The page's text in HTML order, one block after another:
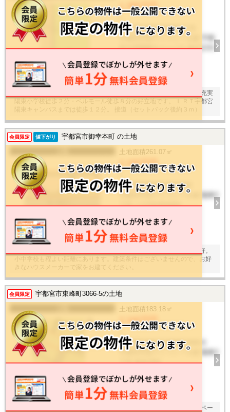
15
枚
1,380万円
/ -
栃木県宇都宮市陽東1丁目
宇都宮芳賀ライトレール線 宇都
宮大学陽東キャンパス 徒歩12分
建築条件無し。お好きなメーカーで建築可能。 商業施設・教育施設充実
陽東小学校徒歩２分・ベルモール徒歩８分の好立地です。 ＬＲＴ宇都宮
陽東キャンパスまでは徒歩１２分。 接道（セットバック後約３ｍ）
会員限定 値下がり 宇都宮市御幸本町 の土地
20
枚
土地面積 261.07㎡
2,180万円
/ -
栃木県宇都宮市御幸本町
宇都宮芳賀ライトレール線 陽東3
丁目 バス5分停歩8分
南道路に約２８ｍ接しており間口が広いのが特徴です。日当たり良好。
小中学校も程よい距離にあります。建築条件はございませんので、お好
きなハウスメーカーで家をお建てください。
会員限定 宇都宮市東峰町3066-5の土地
17
枚
土地面積 183.18㎡
2,100万円
/ -
栃木県宇都宮市東峰町3066-5
宇都宮芳賀ライトレール線 陽東3
丁目 徒歩19分
【区画整理地内５５坪の整形地】 間口も６ｍあり２台並列でカースペー